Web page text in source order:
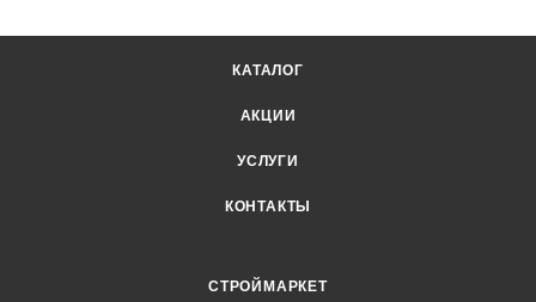
КАТАЛОГ
АКЦИИ
УСЛУГИ
КОНТАКТЫ
СТРОЙМАРКЕТ